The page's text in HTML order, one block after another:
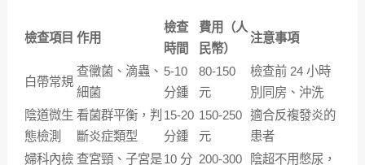
檢查項目​ 作用​
檢查
時間​
費用（人
民幣）​
注意事項​
白帶常規​
查黴菌、滴蟲、
細菌​
5-10
分鍾​
80-150
元​
檢查前 24 小時
別同房、沖洗​
陰道微生
態檢測​
看菌群平衡，判
斷炎症類型​
15-20
分鍾​
150-250
元​
適合反複發炎的
患者​
婦科內檢 查宮頸、子宮是10 分 200-300
陰超不用憋尿，